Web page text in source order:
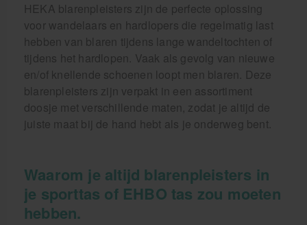
HEKA blarenpleisters zijn de perfecte oplossing
voor wandelaars en hardlopers die regelmatig last
hebben van blaren tijdens lange wandeltochten of
tijdens het hardlopen. Vaak als gevolg van nieuwe
en/of knellende schoenen loopt men blaren. Deze
blarenpleisters zijn verpakt in een assortiment
doosje met verschillende maten, zodat je altijd de
juiste maat bij de hand hebt als je onderweg bent.
Waarom je altijd blarenpleisters in
je sporttas of EHBO tas zou moeten
hebben.